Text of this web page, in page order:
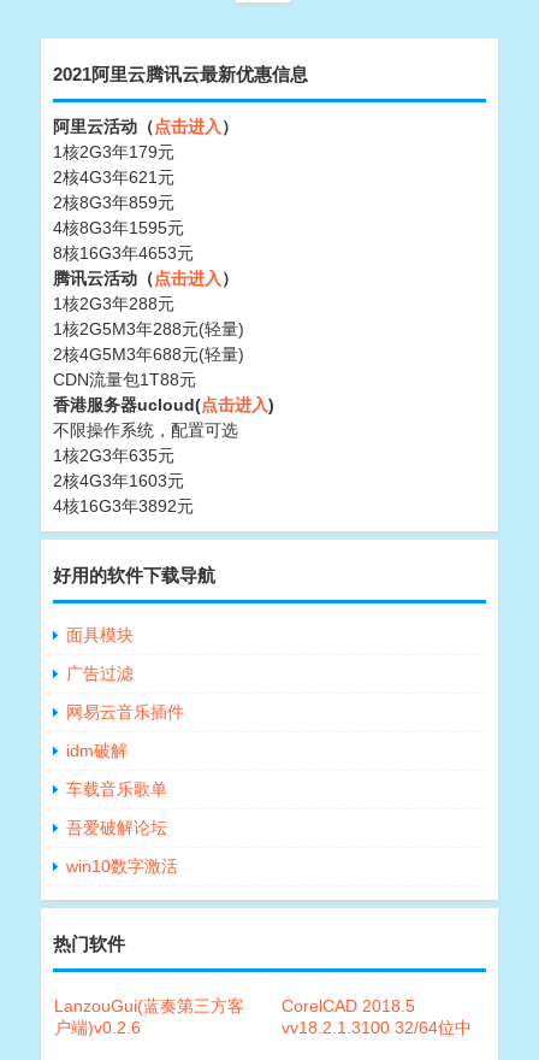
2021阿里云腾讯云最新优惠信息
阿里云活动（点击进入 ）
1核2G3年179元
2核4G3年621元
2核8G3年859元
4核8G3年1595元
8核16G3年4653元
腾讯云活动（点击进入 ）
1核2G3年288元
1核2G5M3年288元(轻量)
2核4G5M3年688元(轻量)
CDN流量包1T88元
香港服务器ucloud(点击进入)
不限操作系统，配置可选
1核2G3年635元
2核4G3年1603元
4核16G3年3892元
好用的软件下载导航
面具模块
广告过滤
网易云音乐插件
idm破解
车载音乐歌单
吾爱破解论坛
win10数字激活
热门软件
LanzouGui(蓝奏第三方客
户端)v0.2.6
CorelCAD 2018.5
vv18.2.1.3100 32/64位中